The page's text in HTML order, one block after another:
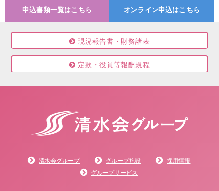
申込書類一覧はこちら オンライン申込はこちら
現況報告書・財務諸表
定款・役員等報酬規程
清水会グループ グループ施設
採用情報
グループサービス